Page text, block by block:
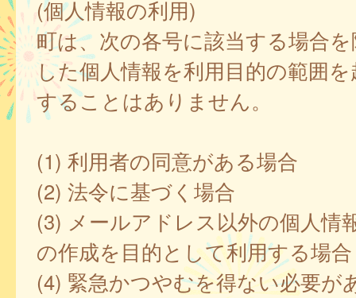
(個人情報の利用)
町は、次の各号に該当する場合
した個人情報を利用目的の範囲
することはありません。
(1) 利用者の同意がある場合
(2) 法令に基づく場合
(3) メールアドレス以外の個人情
の作成を目的として利用する場合
(4) 緊急かつやむを得ない必要が